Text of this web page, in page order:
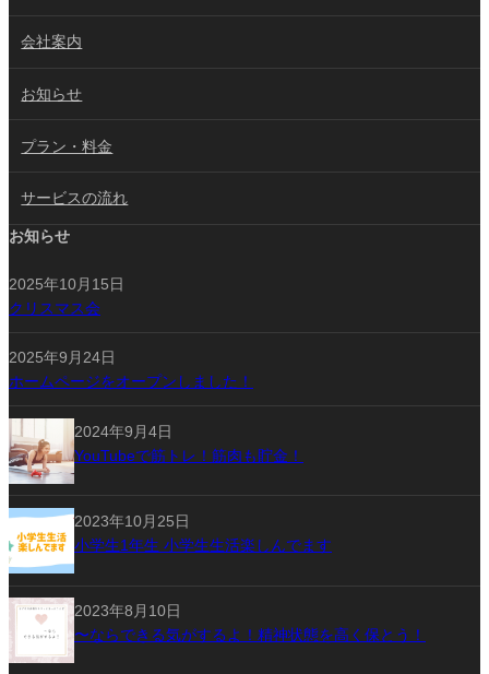
会社案内
お知らせ
プラン・料金
サービスの流れ
お知らせ
2025年10月15日
クリスマス会
2025年9月24日
ホームページをオープンしました！
2024年9月4日
YouTubeで筋トレ！筋肉も貯金！
2023年10月25日
小学生1年生 小学生生活楽しんでます
2023年8月10日
〜ならできる気がするよ！精神状態を高く保とう！